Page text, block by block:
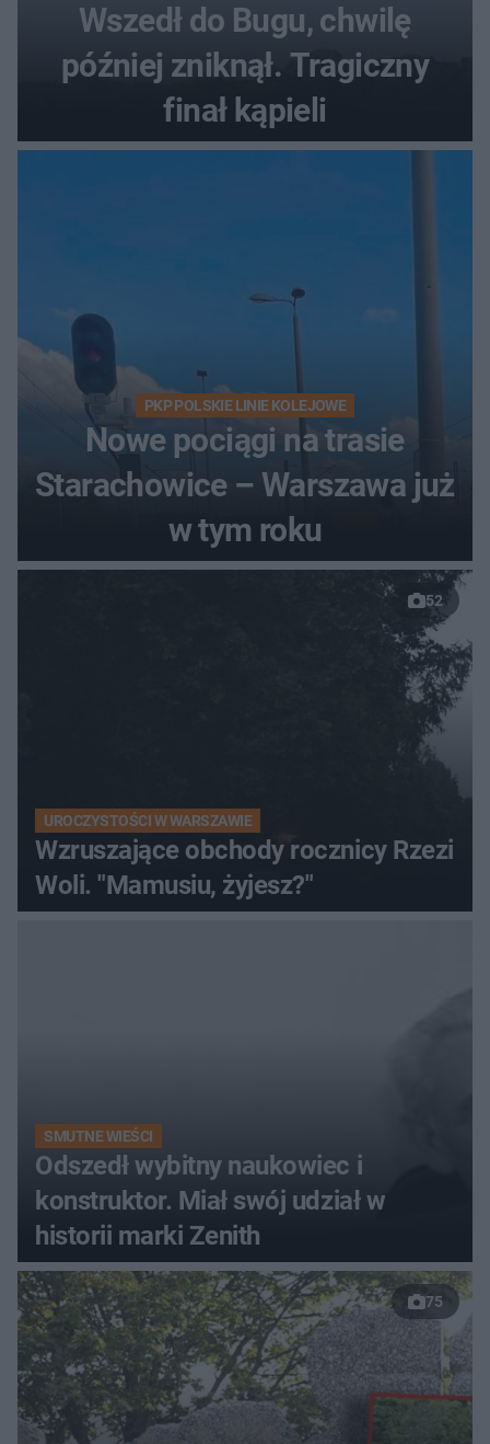
Wszedł do Bugu, chwilę
później zniknął. Tragiczny
finał kąpieli
PKP POLSKIE LINIE KOLEJOWE
Nowe pociągi na trasie
Starachowice – Warszawa już
w tym roku
52
UROCZYSTOŚCI W WARSZAWIE
Wzruszające obchody rocznicy Rzezi
Woli. "Mamusiu, żyjesz?"
SMUTNE WIEŚCI
Odszedł wybitny naukowiec i
konstruktor. Miał swój udział w
historii marki Zenith
75